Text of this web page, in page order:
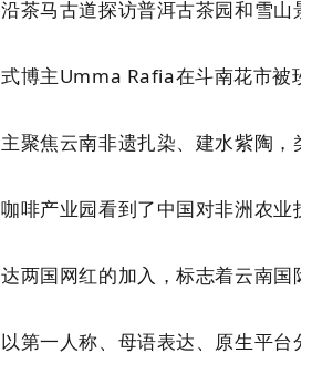
茶马古道探访普洱古茶园和雪山
博主Umma Rafia在斗南花市被
聚焦云南非遗扎染、建水紫陶，
咖啡产业园看到了中国对非洲农业
两国网红的加入，标志着云南国
以第一人称、母语表达、原生平台